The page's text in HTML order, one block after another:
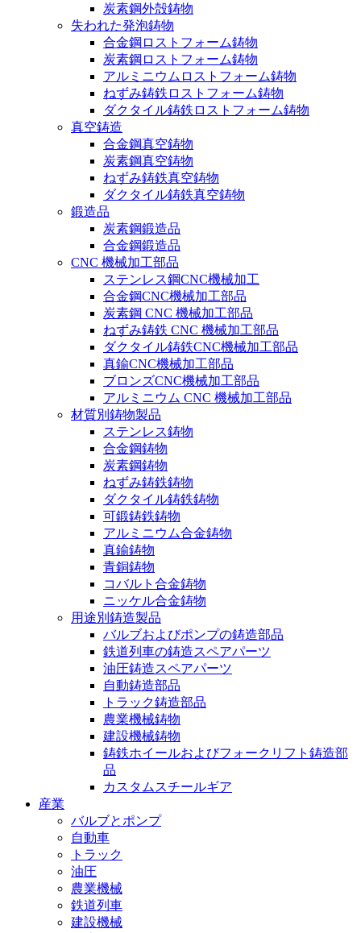
炭素鋼外殻鋳物
失われた発泡鋳物
合金鋼ロストフォーム鋳物
炭素鋼ロストフォーム鋳物
アルミニウムロストフォーム鋳物
ねずみ鋳鉄ロストフォーム鋳物
ダクタイル鋳鉄ロストフォーム鋳物
真空鋳造
合金鋼真空鋳物
炭素鋼真空鋳物
ねずみ鋳鉄真空鋳物
ダクタイル鋳鉄真空鋳物
鍛造品
炭素鋼鍛造品
合金鋼鍛造品
CNC 機械加工部品
ステンレス鋼CNC機械加工
合金鋼CNC機械加工部品
炭素鋼 CNC 機械加工部品
ねずみ鋳鉄 CNC 機械加工部品
ダクタイル鋳鉄CNC機械加工部品
真鍮CNC機械加工部品
ブロンズCNC機械加工部品
アルミニウム CNC 機械加工部品
材質別鋳物製品
ステンレス鋳物
合金鋼鋳物
炭素鋼鋳物
ねずみ鋳鉄鋳物
ダクタイル鋳鉄鋳物
可鍛鋳鉄鋳物
アルミニウム合金鋳物
真鍮鋳物
青銅鋳物
コバルト合金鋳物
ニッケル合金鋳物
用途別鋳造製品
バルブおよびポンプの鋳造部品
鉄道列車の鋳造スペアパーツ
油圧鋳造スペアパーツ
自動鋳造部品
トラック鋳造部品
農業機械鋳物
建設機械鋳物
鋳鉄ホイールおよびフォークリフト鋳造部
品
カスタムスチールギア
産業
バルブとポンプ
自動車
トラック
油圧
農業機械
鉄道列車
建設機械